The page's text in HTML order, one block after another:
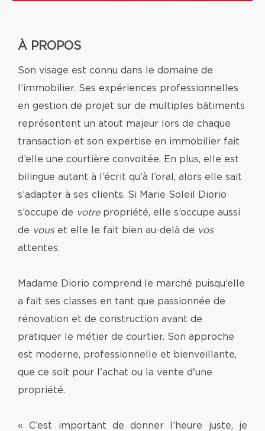
À PROPOS
Son visage est connu dans le domaine de
l’immobilier. Ses expériences professionnelles
en gestion de projet sur de multiples bâtiments
représentent un atout majeur lors de chaque
transaction et son expertise en immobilier fait
d’elle une courtière convoitée. En plus, elle est
bilingue autant à l’écrit qu’à l’oral, alors elle sait
s’adapter à ses clients. Si Marie Soleil Diorio
s’occupe de votrepropriété, elle s’occupe aussi
de vouset elle le fait bien au-delà de vos
attentes.
Madame Diorio comprend le marché puisqu’elle
a fait ses classes en tant que passionnée de
rénovation et de construction avant de
pratiquer le métier de courtier. Son approche
est moderne, professionnelle et bienveillante,
que ce soit pour l'achat ou la vente d'une
propriété.
« C’est important de donner l’heure juste, je